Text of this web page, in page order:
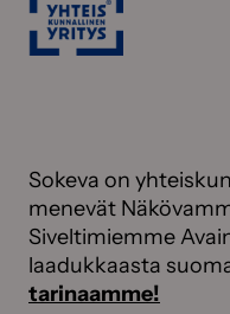
Sokeva on
menevät
Siveltimiemme
laadukkaasta
tarinaamme!